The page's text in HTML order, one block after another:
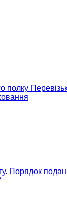
Порядок